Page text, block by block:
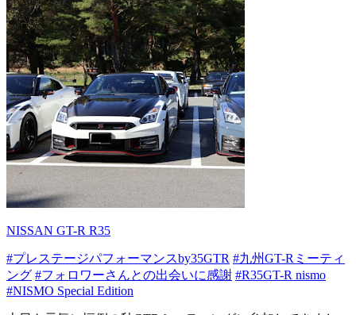
NISSAN GT-R R35
#プレステージパフォーマンスby35GTR #九州GT-Rミーティ
ング #フォロワーさんとの出会いに感謝 #R35GT-R nismo
#NISMO Special Edition